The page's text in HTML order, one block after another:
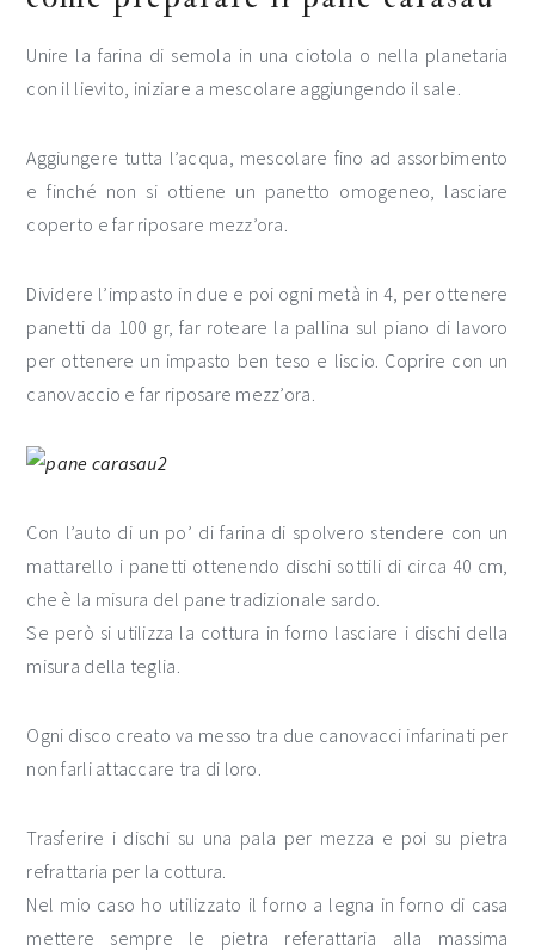
Unire la farina di semola in una ciotola o nella planetaria
con il lievito, iniziare a mescolare aggiungendo il sale.
Aggiungere tutta l’acqua, mescolare fino ad assorbimento
e finché non si ottiene un panetto omogeneo, lasciare
coperto e far riposare mezz’ora.
Dividere l’impasto in due e poi ogni metà in 4, per ottenere
panetti da 100 gr, far roteare la pallina sul piano di lavoro
per ottenere un impasto ben teso e liscio. Coprire con un
canovaccio e far riposare mezz’ora.
Con l’auto di un po’ di farina di spolvero stendere con un
mattarello i panetti ottenendo dischi sottili di circa 40 cm,
che è la misura del pane tradizionale sardo.
Se però si utilizza la cottura in forno lasciare i dischi della
misura della teglia.
Ogni disco creato va messo tra due canovacci infarinati per
non farli attaccare tra di loro.
Trasferire i dischi su una pala per mezza e poi su pietra
refrattaria per la cottura.
Nel mio caso ho utilizzato il forno a legna in forno di casa
mettere sempre le pietra referattaria alla massima